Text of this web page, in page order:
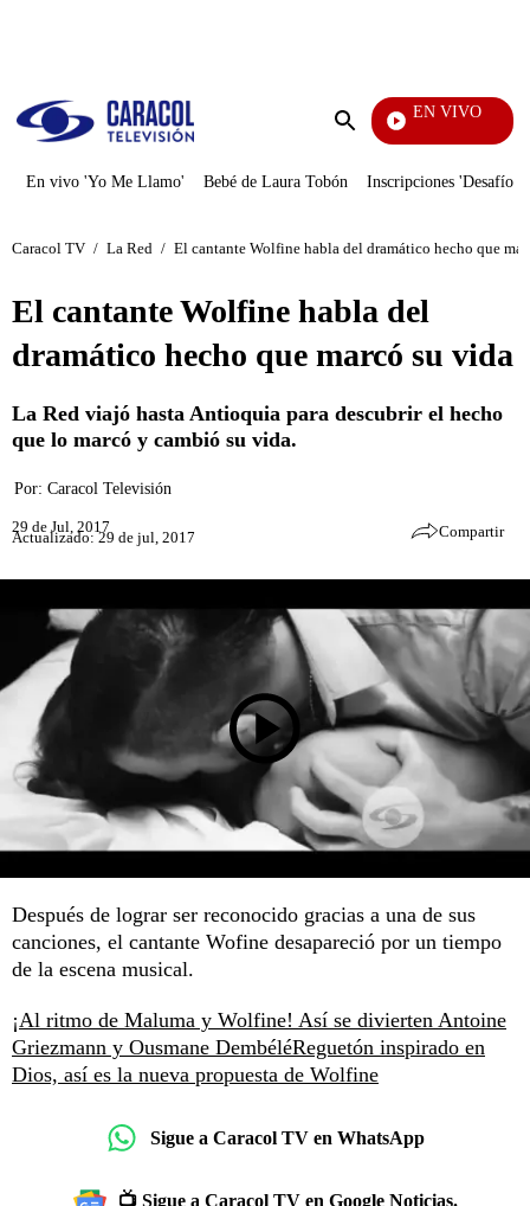
Enviar
EN VIVO
Día A Día
En vivo 'Yo Me Llamo' Bebé de Laura Tobón Inscripciones 'Desafío'
Caracol TV / La Red / El cantante Wolfine habla del dramático hecho que
El cantante Wolfine habla del
dramático hecho que marcó su vida
La Red viajó hasta Antioquia para descubrir el hecho
que lo marcó y cambió su vida.
Por: Caracol Televisión
29 de Jul, 2017
Actualizado: 29 de jul, 2017 Compartir
Después de lograr ser reconocido gracias a una de sus
canciones, el cantante Wofine desapareció por un tiempo
de la escena musical.
¡Al ritmo de Maluma y Wolfine! Así se divierten Antoine
Griezmann y Ousmane DembéléReguetón inspirado en
Dios, así es la nueva propuesta de Wolfine
Sigue a Caracol TV en WhatsApp
📺 Sigue a Caracol TV en Google Noticias.